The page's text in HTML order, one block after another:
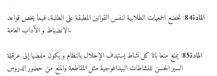
المادة84: تخضع الجمعيات الطلابية لنفس القوانين المطبقة على الطلبة، فيما يخص قواعد
الانضباط و الآداب العامة.
المادة85: يمنع منعا باتا كل نشاط يستهدف الإخلال بالنظام و يكون مفضيا إلى عرقلة
السير الحسن للنشاطات البيداغوجية مثل المقاطعة والمنع من حضور الدروس